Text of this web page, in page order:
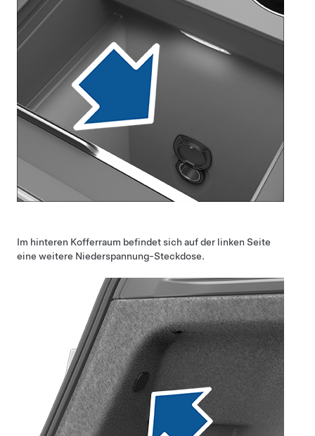
Im hinteren Kofferraum befindet sich auf der linken Seite
eine weitere Niederspannung-Steckdose.